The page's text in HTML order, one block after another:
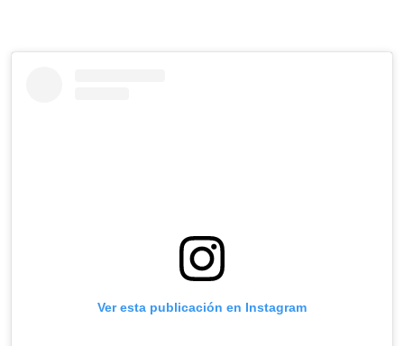
Ver esta publicación en Instagram